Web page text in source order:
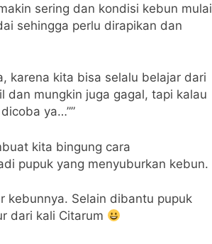
sering dan kondisi kebun mulai
sehingga perlu dirapikan dan
karena kita bisa selalu belajar dari
dan mungkin juga gagal, tapi kalau
ya…””
kita bingung cara
pupuk yang menyuburkan kebun.
kebunnya. Selain dibantu pupuk
dari kali Citarum